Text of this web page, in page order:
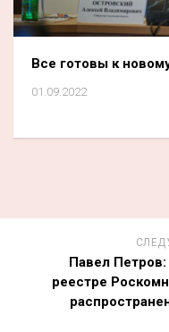
Все готовы к
01.09.2022
Павел Петров:
реестре